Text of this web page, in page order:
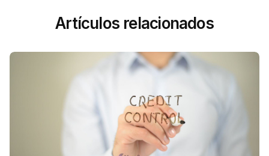
Artículos relacionados